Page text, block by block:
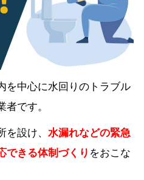
を中心に水回りのトラブル
です。
設け、 水漏れなどの緊急
できる体制づくり をおこな